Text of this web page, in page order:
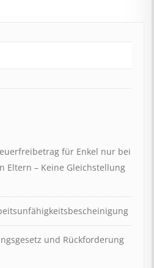
für Enkel nur bei
Eltern – Keine Gleich­stell­ung
und Rück­ford­er­ung